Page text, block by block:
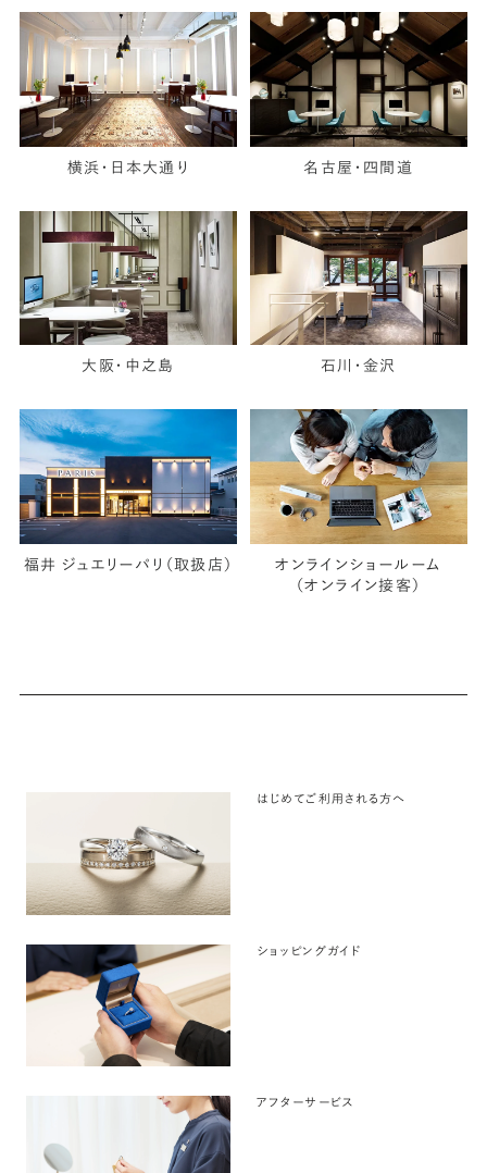
横浜・日本大通り 名古屋・四間道
大阪・中之島 石川・金沢
福井 ジュエリーパリ（取扱店）
オンラインショールーム
（オンライン接客）
はじめてご利用される方へ
ショッピングガイド
アフターサービス